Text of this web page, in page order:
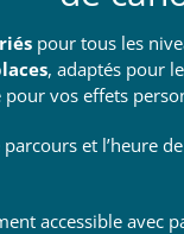
pour tous les
, adaptés pour
pour vos effets
et l’heure
accessible avec